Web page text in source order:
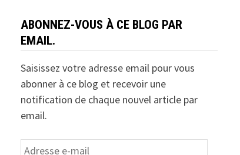
ABONNEZ-VOUS À CE BLOG PAR
EMAIL.
Saisissez votre adresse email pour vous
abonner à ce blog et recevoir une
notification de chaque nouvel article par
email.
Adresse